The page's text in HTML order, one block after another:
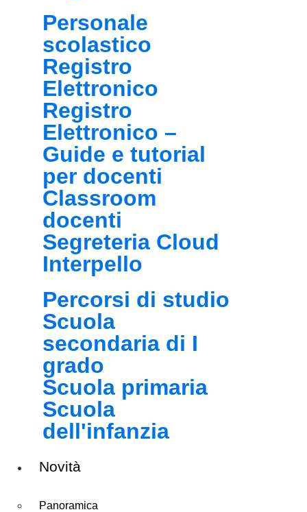
Personale
scolastico
Registro
Elettronico
Registro
Elettronico –
Guide e tutorial
per docenti
Classroom
docenti
Segreteria Cloud
Interpello
Percorsi di studio
Scuola
secondaria di I
grado
Scuola primaria
Scuola
dell'infanzia
Novità
Panoramica